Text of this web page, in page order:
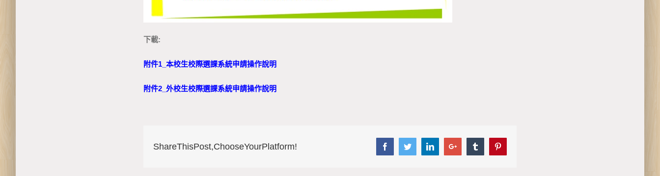
下載 :
附件1_本校生校際選課系統申請操作說明
附件2_外校生校際選課系統申請操作說明
Share This Post, Choose Your Platform! FacebookTwitterLinkedInGoogle+ TumblrPinterest